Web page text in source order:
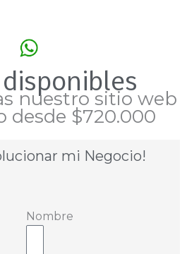
nuestro sitio web
desde $720.000
mi Negocio!
Nombre